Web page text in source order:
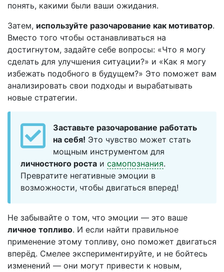
понять, какими были ваши ожидания.
Затем, используйте разочарование как мотиватор.
Вместо того чтобы останавливаться на
достигнутом, задайте себе вопросы: «Что я могу
сделать для улучшения ситуации?» и «Как я могу
избежать подобного в будущем?» Это поможет вам
анализировать свои подходы и вырабатывать
новые стратегии.
Заставьте разочарование работать
на себя! Это чувство может стать
мощным инструментом для
личностного роста и самопознания.
Превратите негативные эмоции в
возможности, чтобы двигаться вперед!
Не забывайте о том, что эмоции — это ваше
личное топливо. И если найти правильное
применение этому топливу, оно поможет двигаться
вперёд. Смелее экспериментируйте, и не бойтесь
изменений — они могут привести к новым,